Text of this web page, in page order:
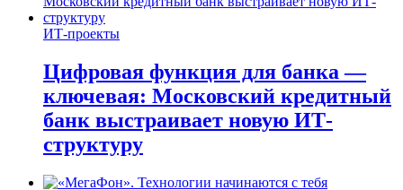
ИТ-проекты
Цифровая функция для банка —
ключевая: Московский кредитный
банк выстраивает новую ИТ-
структуру